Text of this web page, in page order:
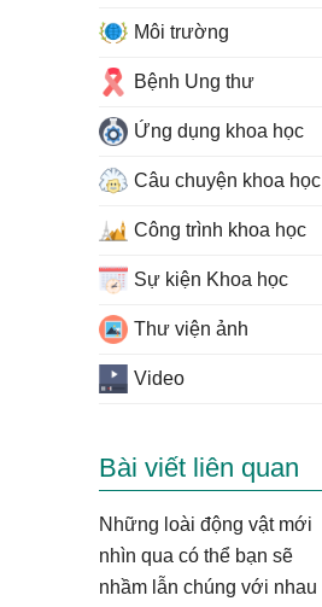
Môi trường
Bệnh Ung thư
Ứng dụng khoa học
Câu chuyện khoa học
Công trình khoa học
Sự kiện Khoa học
Thư viện ảnh
Video
Bài viết liên quan
Những loài động vật mới
nhìn qua có thể bạn sẽ
nhầm lẫn chúng với nhau